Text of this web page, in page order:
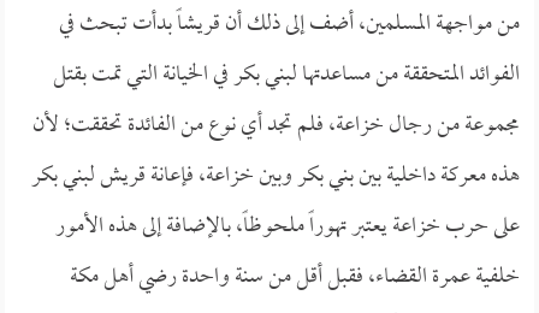
من مواجهة المسلمين، أضف إلى ذلك أن قريشاً بدأت تبحث في
الفوائد المتحققة من مساعدتها لبني بكر في الخيانة التي تمت بقتل
مجموعة من رجال خزاعة، فلم تجد أي نوع من الفائدة تحققت؛ لأن
هذه معركة داخلية بين بني بكر وبين خزاعة، فإعانة قريش لبني بكر
على حرب خزاعة يعتبر تهوراً ملحوظاً، بالإضافة إلى هذه الأمور
خلفية عمرة القضاء، فقبل أقل من سنة واحدة رضي أهل مكة